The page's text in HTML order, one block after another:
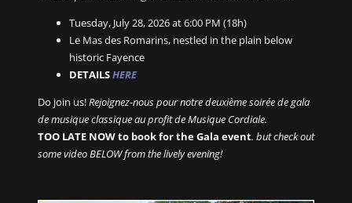
Tuesday, July 28, 2026 at 6:00 PM (18h)
Le Mas des Romarins, nestled in the plain below
historic Fayence
DETAILSHERE
Do join us!Rejoignez-nous pour notre deuxième soirée de gala
de musique classique au profit de Musique Cordiale.
TOO LATE NOW to book for the Gala event. but check out
some video BELOW from the lively evening!